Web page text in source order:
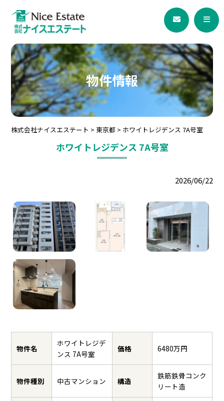
物件情報
株式会社ナイスエステート > 東京都 > ホワイトレジデンス 7A号室
ホワイトレジデンス 7A号室
2026/06/22
物件名
ホワイトレジデ
ンス 7A号室
価格 6480万円
物件種別 中古マンション 構造
鉄筋鉄骨コンク
リート造